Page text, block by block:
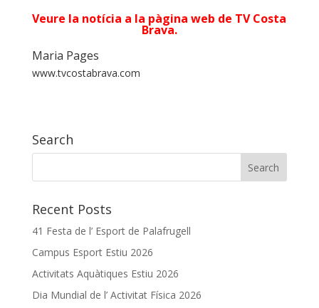
Veure la notícia a la pàgina web de TV Costa
Brava.
Maria Pages
www.tvcostabrava.com
Search
Recent Posts
41 Festa de l’ Esport de Palafrugell
Campus Esport Estiu 2026
Activitats Aquàtiques Estiu 2026
Dia Mundial de l’ Activitat Física 2026